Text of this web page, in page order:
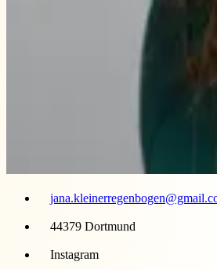
44379 Dortmund
Instagram